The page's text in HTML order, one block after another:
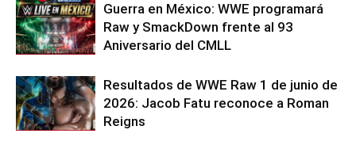
Guerra en México: WWE programará
Raw y SmackDown frente al 93
Aniversario del CMLL
Resultados de WWE Raw 1 de junio de
2026: Jacob Fatu reconoce a Roman
Reigns